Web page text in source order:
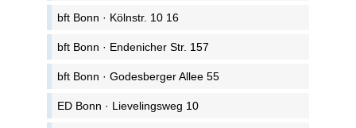
bft Bonn · Kölnstr. 10 16
bft Bonn · Endenicher Str. 157
bft Bonn · Godesberger Allee 55
ED Bonn · Lievelingsweg 10